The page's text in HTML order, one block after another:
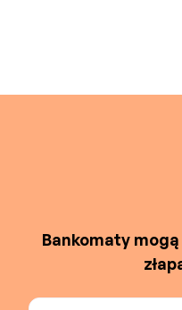
Bankomaty